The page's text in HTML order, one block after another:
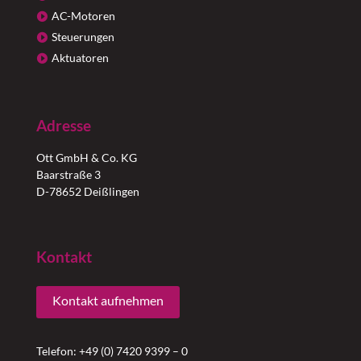
AC-Motoren
Steuerungen
Aktuatoren
Adresse
Ott GmbH & Co. KG
Baarstraße 3
D-78652 Deißlingen
Kontakt
Kontakt aufnehmen
Telefon: +49 (0) 7420 9399 – 0